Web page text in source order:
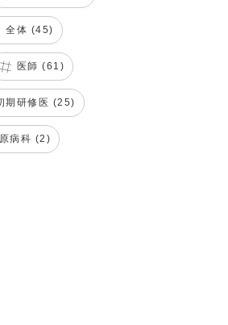
全体 (45)
医師 (61)
期研修医 (25)
病科 (2)